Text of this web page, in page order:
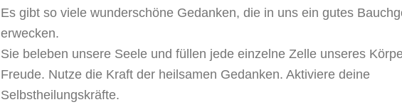
Es gibt so viele wunderschöne Gedanken, die in uns ein gutes
erwecken.
Sie beleben unsere Seele und füllen jede einzelne Zelle unseres
Freude. Nutze die Kraft der heilsamen Gedanken. Aktiviere deine
Selbstheilungskräfte.